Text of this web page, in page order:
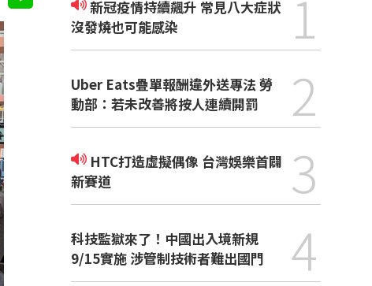
新冠疫情持續飆升 常見八大症狀
沒發燒也可能感染
1
Uber Eats疊單報酬違外送專法 勞
動部：若未改善將按人連續開罰
2
新賽道
3
科技監獄來了！中國出入境新規
9/15實施 涉管制技術者難出國門
4